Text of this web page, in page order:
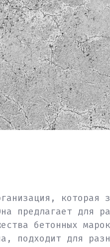
которая
предлагает для
бетонных
подходит для